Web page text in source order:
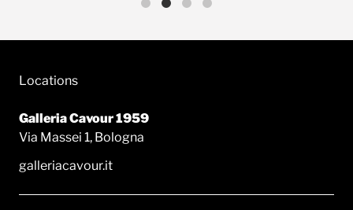
Locations
Galleria Cavour 1959
Via Massei 1, Bologna
galleriacavour.it